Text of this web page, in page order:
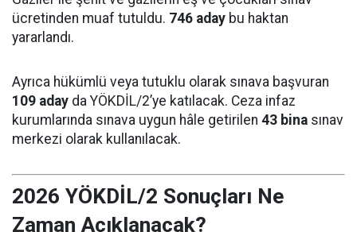
ücretinden muaf tutuldu. 746 aday bu haktan
yararlandı.
Ayrıca hükümlü veya tutuklu olarak sınava başvuran
109 aday da YÖKDİL/2’ye katılacak. Ceza infaz
kurumlarında sınava uygun hâle getirilen 43 bina sınav
merkezi olarak kullanılacak.
2026 YÖKDİL/2 Sonuçları Ne
Zaman Açıklanacak?